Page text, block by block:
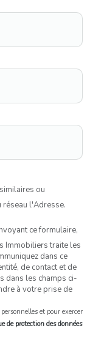
ou
l'Adresse.
ce formulaire,
Immobiliers traite les
dans ce
de contact et de
dans les champs ci-
à votre prise de
et pour exercer
de protection des données